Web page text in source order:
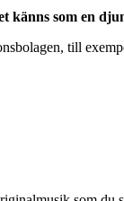
känns som en
till